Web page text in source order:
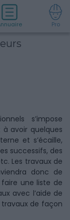
Pro
s’impose
avoir quelques
et s’écaille,
successifs, des
Les travaux de
donc de
une liste de
avec l’aide de
de façon